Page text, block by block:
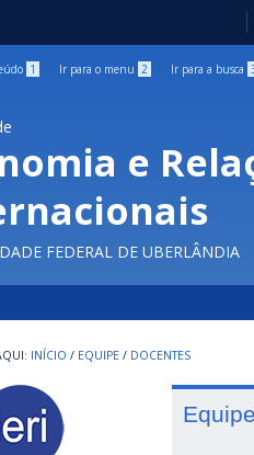
1 Ir para o menu 2 Ir para a busca
e
FEDERAL DE UBERLÂNDIA
INÍCIO / EQUIPE / DOCENTES
Equipe